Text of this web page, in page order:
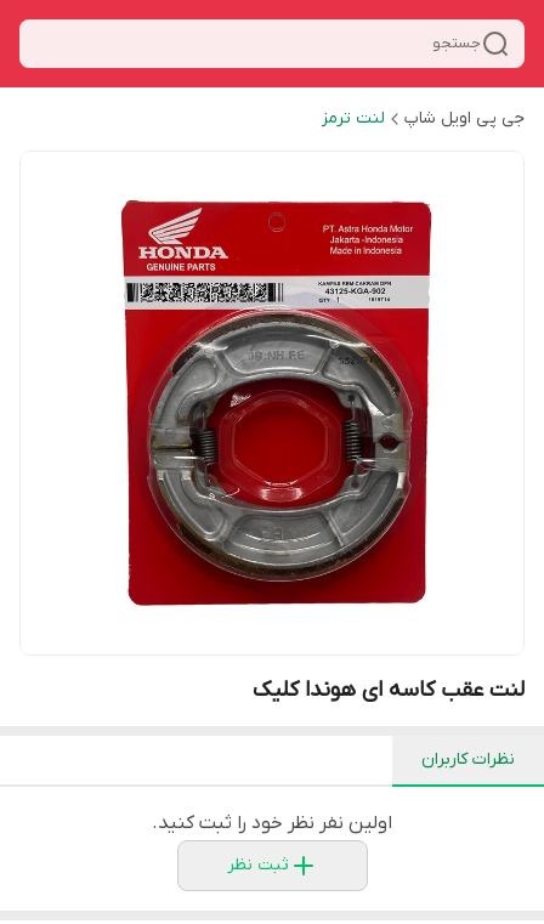
جستجو
جی پی اویل شاپ لنت ترمز
لنت عقب کاسه ای هوندا کلیک
نظرات کاربران
اولین نفر نظر خود را ثبت کنید.
ثبت نظر